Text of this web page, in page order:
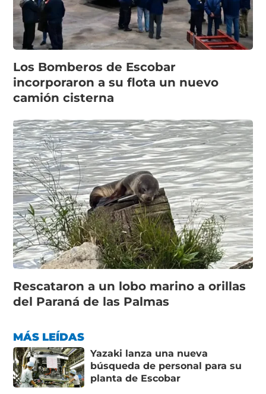
Los Bomberos de Escobar
incorporaron a su flota un nuevo
camión cisterna
Rescataron a un lobo marino a orillas
del Paraná de las Palmas
MÁS LEÍDAS
Yazaki lanza una nueva
búsqueda de personal para su
planta de Escobar